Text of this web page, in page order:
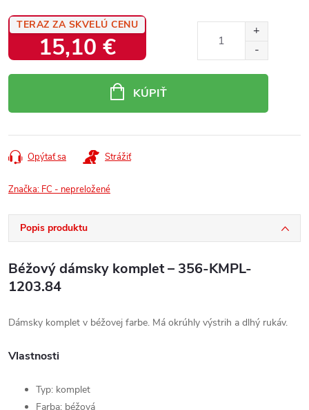
TERAZ ZA SKVELÚ CENU
15,10 €
KÚPIŤ
Opýtať sa Strážiť
Značka: FC - nepreložené
Popis produktu
Béžový dámsky komplet – 356-KMPL-
1203.84
Dámsky komplet v béžovej farbe. Má okrúhly výstrih a dlhý rukáv.
Vlastnosti
Typ: komplet
Farba: béžová